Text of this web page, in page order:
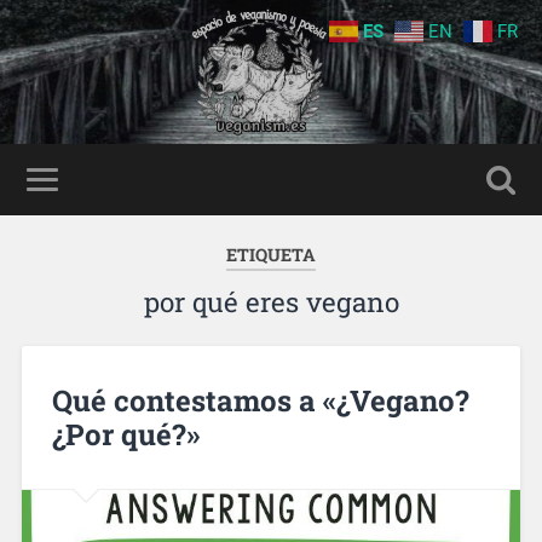
ETIQUETA
por qué eres vegano
Qué contestamos a «¿Vegano?
¿Por qué?»
ES EN FR